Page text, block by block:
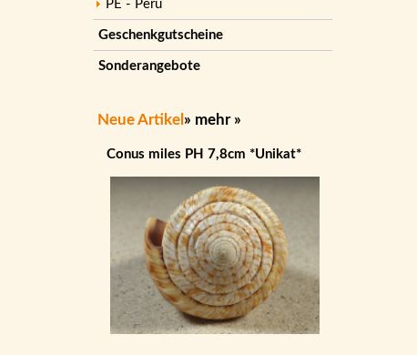
PE - Peru
Geschenkgutscheine
Sonderangebote
Neue Artikel » mehr »
Conus miles PH 7,8cm *Unikat*